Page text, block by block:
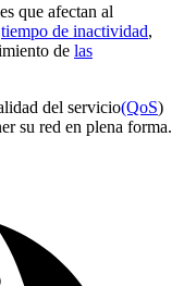
que afectan al
tiempo de inactividad,
de las
del servicio(QoS)
su red en plena forma.